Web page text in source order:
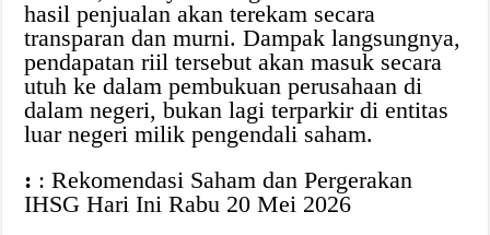
hasil penjualan akan terekam secara
transparan dan murni. Dampak langsungnya,
pendapatan riil tersebut akan masuk secara
utuh ke dalam pembukuan perusahaan di
dalam negeri, bukan lagi terparkir di entitas
luar negeri milik pengendali saham.
: : Rekomendasi Saham dan Pergerakan
IHSG Hari Ini Rabu 20 Mei 2026